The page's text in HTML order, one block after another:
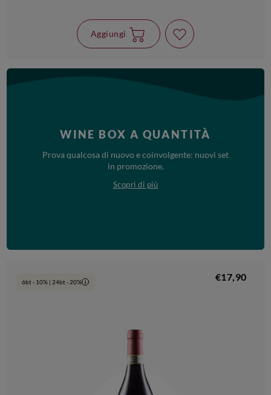
Aggiungi
WINE BOX A QUANTITÀ
Prova qualcosa di nuovo e coinvolgente: nuovi set
in promozione.
Scopri di più
6bt - 10% | 24bt - 20% i €17,90